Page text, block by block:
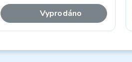
Vyprodáno